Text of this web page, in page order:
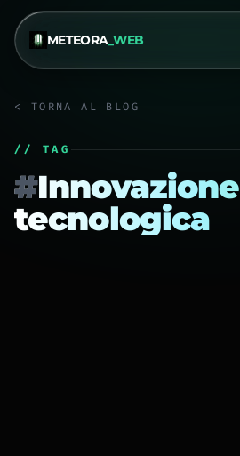
METEORA_WEB
< TORNA AL BLOG
// TAG
#Innovazione
tecnologica